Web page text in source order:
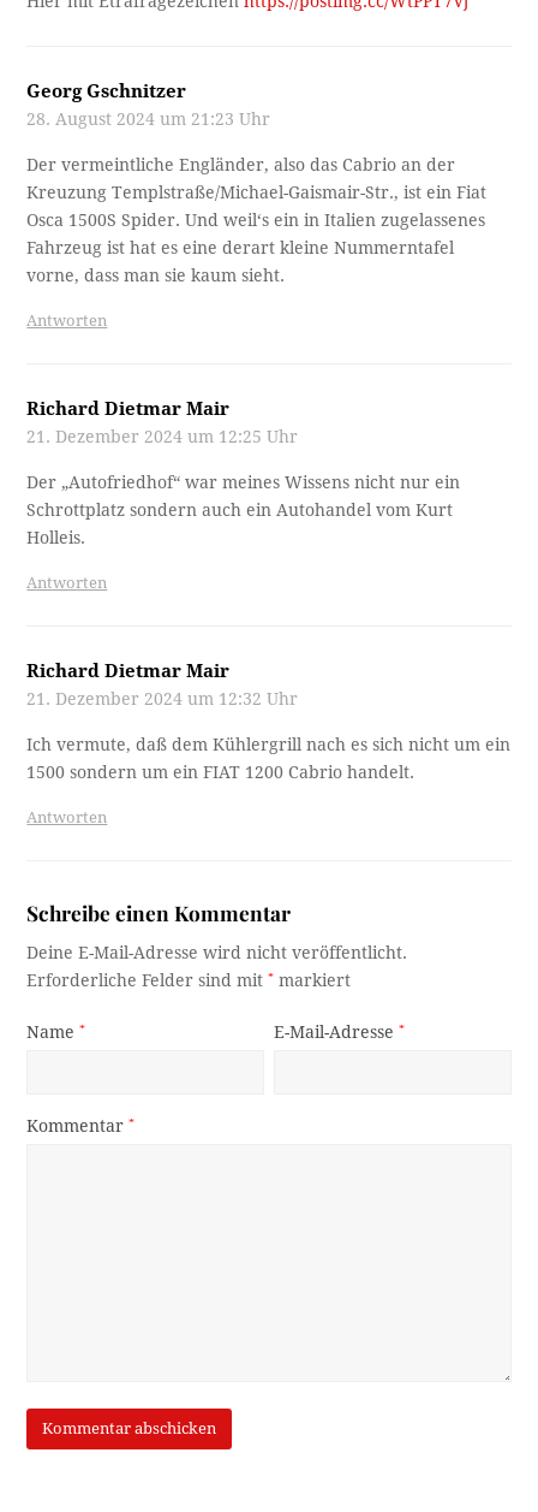
Georg Gschnitzer
28. August 2024 um 21:23 Uhr
Der vermeintliche Engländer, also das Cabrio an der
Kreuzung Templstraße/Michael-Gaismair-Str., ist ein Fiat
Osca 1500S Spider. Und weil‘s ein in Italien zugelassenes
Fahrzeug ist hat es eine derart kleine Nummerntafel
vorne, dass man sie kaum sieht.
Antworten
Richard Dietmar Mair
21. Dezember 2024 um 12:25 Uhr
Der „Autofriedhof“ war meines Wissens nicht nur ein
Schrottplatz sondern auch ein Autohandel vom Kurt
Holleis.
Antworten
Richard Dietmar Mair
21. Dezember 2024 um 12:32 Uhr
Ich vermute, daß dem Kühlergrill nach es sich nicht um ein
1500 sondern um ein FIAT 1200 Cabrio handelt.
Antworten
Schreibe einen Kommentar
Deine E-Mail-Adresse wird nicht veröffentlicht.
Erforderliche Felder sind mit* markiert
Name* E-Mail-Adresse*
Kommentar*